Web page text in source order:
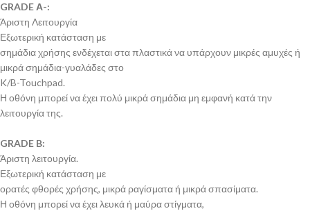
GRADE Α-:
Άριστη Λειτουργία
Εξωτερική κατάσταση με
σημάδια χρήσης ενδέχεται στα πλαστικά να υπάρχουν μικρές αμυχές ή
μικρά σημάδια-γυαλάδες στο
K/B-Touchpad.
Η οθόνη μπορεί να έχει πολύ μικρά σημάδια μη εμφανή κατά την
λειτουργία της.
GRADE B:
Άριστη λειτουργία.
Εξωτερική κατάσταση με
ορατές φθορές χρήσης, μικρά ραγίσματα ή μικρά σπασίματα.
Η οθόνη μπορεί να έχει λευκά ή μαύρα στίγματα,